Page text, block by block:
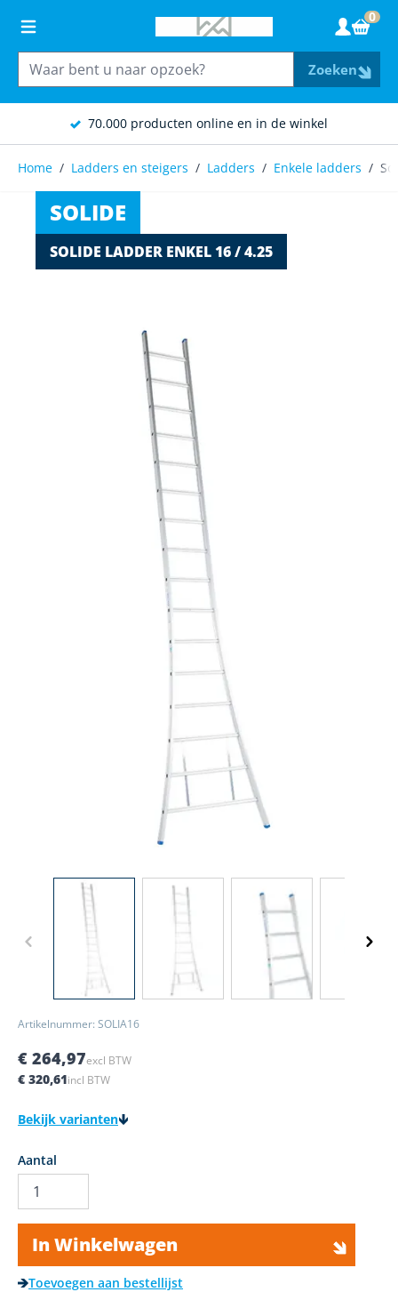
70.000 producten online en in de winkel
Zoeken
0
Home / Ladders en steigers / Ladders / Enkele ladders /
SOLIDE
SOLIDE LADDER ENKEL 16 / 4.25
View larger imageView larger image
Artikelnummer: SOLIA16
€ 264,97excl BTW
€ 320,61incl BTW
Bekijk varianten
Aantal
In Winkelwagen
Toevoegen aan bestellijst